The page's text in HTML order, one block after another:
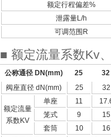
额定行程偏差%
泄露量L/h
可调范围R
■ 额定流量系数Kv
公称通径 DN(mm) 25
32
阀座直径 dN(mm)
25 32
额定流量
系数KV
单座 11
笼式
9
15
套筒
10
16